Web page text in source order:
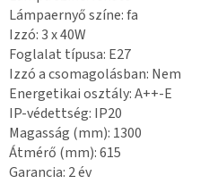
Lámpaernyő színe: fa
Izzó: 3 x 40W
Foglalat típusa: E27
Izzó a csomagolásban: Nem
Energetikai osztály: A++-E
IP-védettség: IP20
Magasság (mm): 1300
Átmérő (mm): 615
Garancia: 2 év